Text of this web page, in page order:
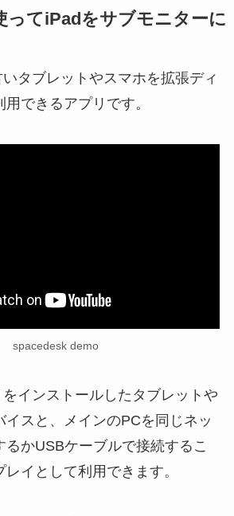
ってiPadをサブモニターに
タブレットやスマホを拡張ディ
できるアプリです。
spacedesk demo
インストールしたタブレットや
イスと、メインのPCを同じネッ
るかUSBケーブルで接続するこ
イとして利用できます。